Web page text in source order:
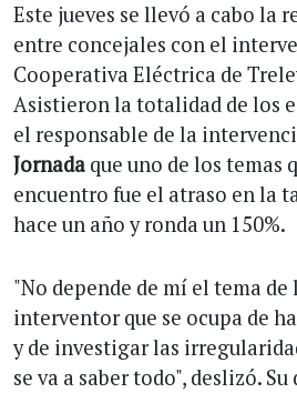
Este jueves se llevó a cabo la
entre concejales con el
Cooperativa Eléctrica de
Asistieron la totalidad de los
el responsable de la
Jornada que uno de los temas
encuentro fue el atraso en la
hace un año y ronda un 150%.
"No depende de mí el tema
interventor que se ocupa de
y de investigar las
se va a saber todo", deslizó.